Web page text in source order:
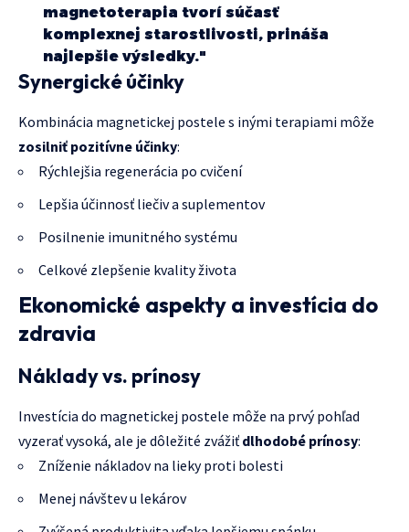
magnetoterapia tvorí súčasť
komplexnej starostlivosti, prináša
najlepšie výsledky."
Synergické účinky
Kombinácia magnetickej postele s inými terapiami môže
zosilniť pozitívne účinky:
Rýchlejšia regenerácia po cvičení
Lepšia účinnosť liečiv a suplementov
Posilnenie imunitného systému
Celkové zlepšenie kvality života
Ekonomické aspekty a investícia do
zdravia
Náklady vs. prínosy
Investícia do magnetickej postele môže na prvý pohľad
vyzerať vysoká, ale je dôležité zvážiť dlhodobé prínosy:
Zníženie nákladov na lieky proti bolesti
Menej návštev u lekárov